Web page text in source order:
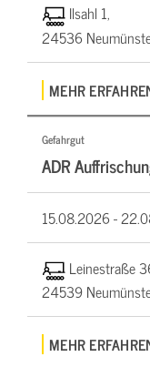
Ilsahl 1,
24536
MEHR
Gefahrgut
ADR
15.08.2026 -
Leinestraße
24539
MEHR